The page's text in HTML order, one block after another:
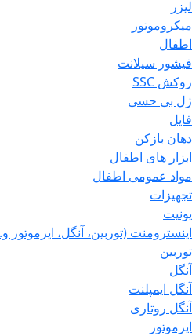
لیزر
میکروموتور
اطفال
فیشور سیلانت
روکش SSC
ژل بی حسی
فایل
دهان بازکن
ابزار های اطفال
مواد عمومی اطفال
تجهیزات
یونیت
اینسترومنت (توربین، آنگل، ایرموتور
توربین
آنگل
آنگل ایمپلنت
آنگل روتاری
ایرموتور